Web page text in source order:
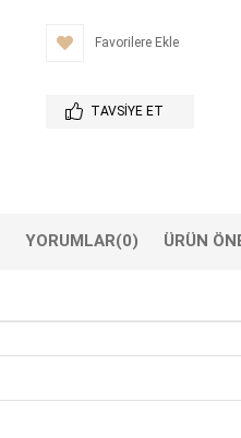
Favorilere Ekle
TAVSIYE ET
YORUMLAR(0) ÜRÜN